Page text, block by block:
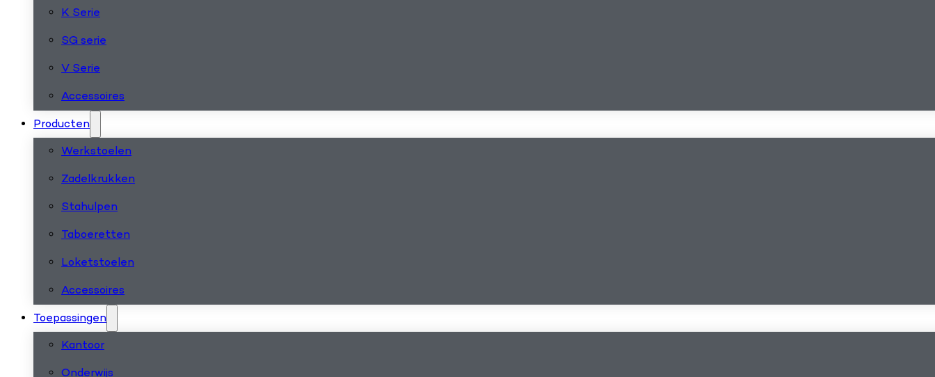
K Serie
SG serie
V Serie
Accessoires
Producten
Werkstoelen
Zadelkrukken
Stahulpen
Taboeretten
Loketstoelen
Accessoires
Toepassingen
Kantoor
Onderwijs